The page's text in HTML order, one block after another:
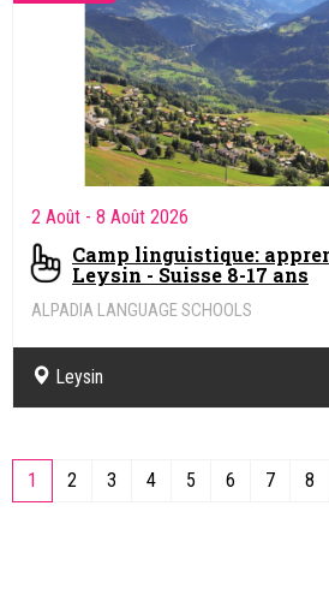
2 Août - 8 Août 2026
Camp linguistique:
Leysin - Suisse 8-17 ans
ALPADIA LANGUAGE SCHOOLS
Leysin
1 2 3 4 5 6 7 8